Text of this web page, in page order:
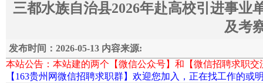
三都水族自治县2026年赴高校引进事
及考
发布时间：2026-05-13 内容来源:
本站公告：本站建的两个【微信公众号】和【微信招聘求职
【163贵州网微信招聘求职群】欢迎您加入，正在找工作的